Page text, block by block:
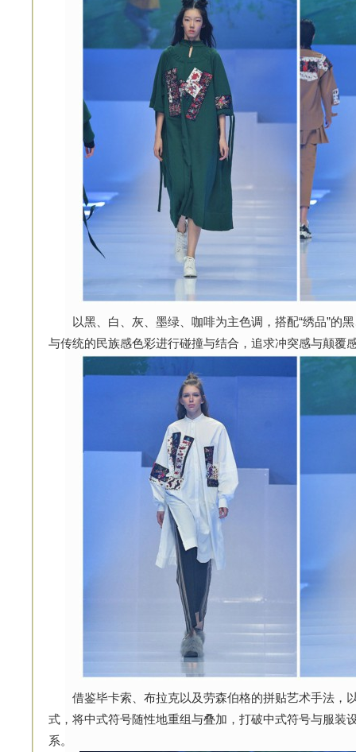
以黑、白、灰、墨绿、咖啡为主色调，搭配“绣品”的
与传统的民族感色彩进行碰撞与结合，追求冲突感与颠覆
借鉴毕卡索、布拉克以及劳森伯格的拼贴艺术手法，
式，将中式符号随性地重组与叠加，打破中式符号与服装
系。